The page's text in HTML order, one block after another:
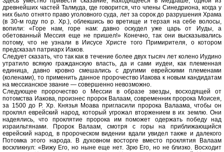
древнейших частей Талмуда, где говорится, что члены Синедриона, когда у
них было отнято право уголовного суда, лет за сорок до разрушения Храма
(в 30-м году по р. Хр.), облекшись во вретище и терзая на себе волосы,
вопили: «Горе нам, горе нам: давно оскудел уже царь от Иуды, а
обетованный Мессия еще не пришел!» Конечно, так они высказывались
потому, что не узнали в Иисусе Христе того Примирителя, о котором
предсказал патриарх Иаков.
Следует сказать, что так как в течение более двух тысяч лет колено Иудино
утратило всякую гражданскую власть, да и сами иудеи, как племенная
единица, давно кровно смешались с другими еврейскими племенами
(коленами), то применить данное пророчество Иакова к новым кандидатам
на мессианское звание — совершенно невозможно.
Следующее пророчество о Мессии в образе звезды, восходящей от
потомства Иакова, произнес пророк Валаам, современник пророка Моисея,
за 1500 до Р. Хр. Князья Моава пригласили пророка Валаама, чтобы он
проклял еврейский народ, который угрожал вторжением в их землю. Они
надеялись, что проклятие пророка им поможет одержать победу над
израильтянами. Пророк Валаам, смотря с горы на приближающийся
еврейский народ, в пророческом видении вдали увидел также и далекого
Потомка этого народа. В духовном восторге вместо проклятия Валаам
воскликнул: «Вижу Его, но ныне еще нет. Зрю Его, но не близко. Восходит